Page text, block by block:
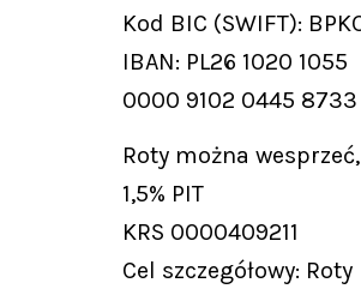
Kod BIC (SWIFT):
IBAN: PL26 1020 1055
0000 9102 0445 8733
Roty można
1,5% PIT
KRS 0000409211
Cel szczegółowy: Roty